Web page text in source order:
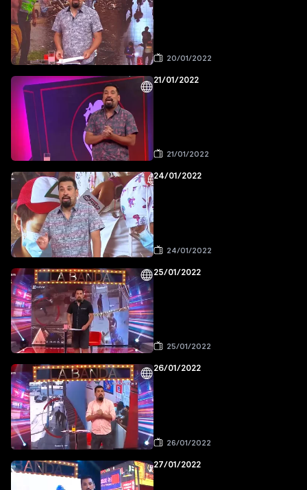
20/01/2022
21/01/2022
21/01/2022
24/01/2022
24/01/2022
25/01/2022
25/01/2022
26/01/2022
26/01/2022
27/01/2022